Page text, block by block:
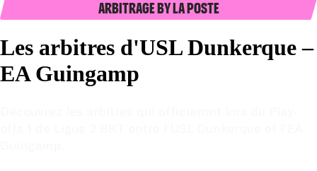
Arbitrage by La Poste
Les arbitres d'USL Dunkerque –
EA Guingamp